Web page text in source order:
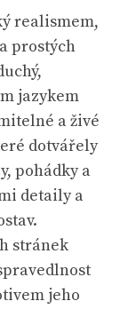
realismem,
prostých
jazykem
a živé
dotvářely
pohádky a
detaily a
stránek
jeho